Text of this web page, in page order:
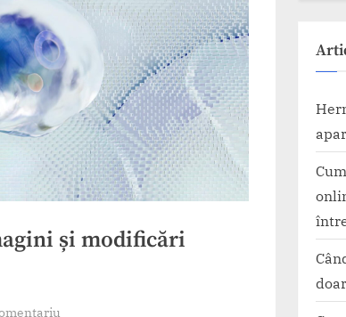
și modificări